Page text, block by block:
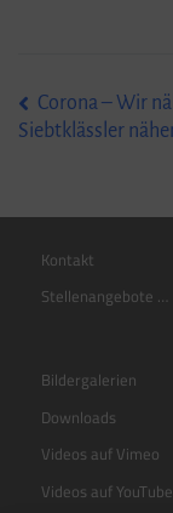
Corona – Wir
Siebtklässler
Kontakt
Stellenangebote …
Bildergalerien
Downloads
Videos auf Vimeo
Videos auf YouTube